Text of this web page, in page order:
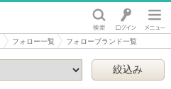
フォロー一覧 フォローブランド一覧